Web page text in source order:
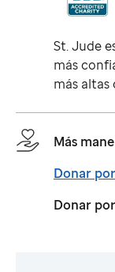
St. Jude
más
más
Más
Donar
Donar